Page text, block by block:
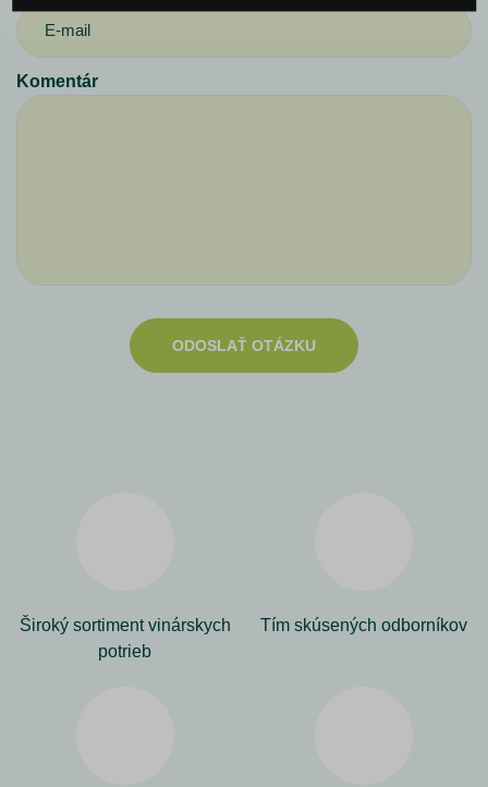
Komentár
ODOSLAŤ OTÁZKU
Široký sortiment vinárskych
potrieb
Tím skúsených odborníkov